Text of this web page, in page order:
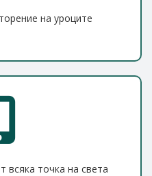
на уроците
всяка точка на света